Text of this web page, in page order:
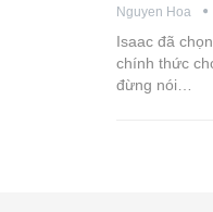
Nguyen Hoa
Isaac đã
chính thức
đừng nói…